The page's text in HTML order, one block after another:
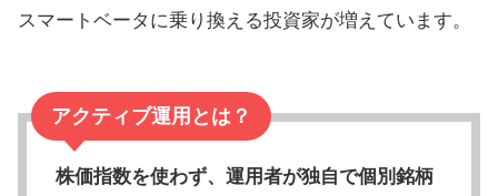
スマートベータに乗り換える投資家が増えています。
アクティブ運用とは？
株価指数を使わず、運用者が独自で個別銘柄